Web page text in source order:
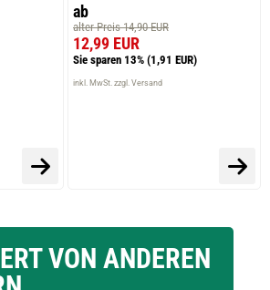
ab
alter Preis 14,90 EUR
12,99 EUR
Sie sparen 13% (1,91 EUR)
inkl. MwSt. zzgl. Versand
VON ANDEREN